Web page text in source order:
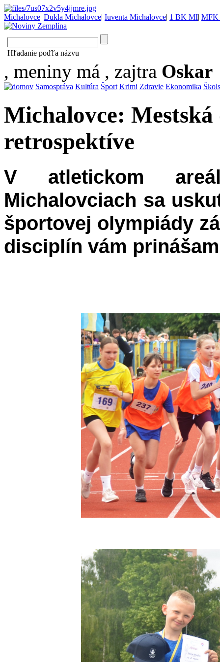
Michalovce| Dukla Michalovce| Iuventa Michalovce| 1 BK MI| MFK
Hľadanie poďľa názvu
, meniny má , zajtra Oskar
Samospráva Kultúra Šport Krimi Zdravie Ekonomika
Michalovce:
retrospektíve
V atletickom
Michalovciach sa
športovej olympiády
disciplín vám